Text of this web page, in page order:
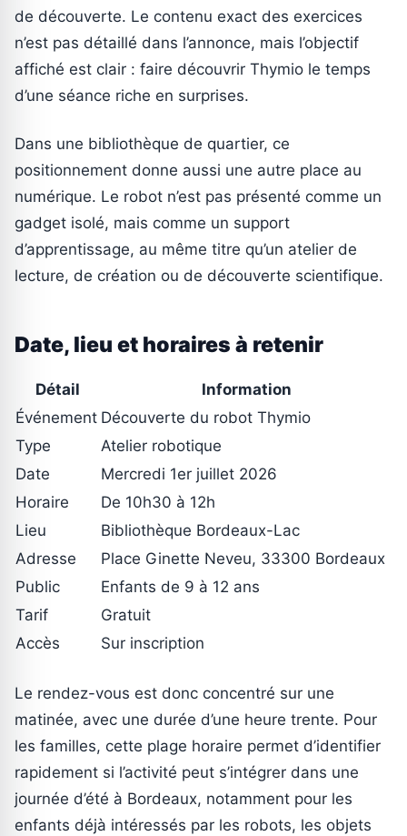
de découverte. Le contenu exact des exercices
n’est pas détaillé dans l’annonce, mais l’objectif
affiché est clair : faire découvrir Thymio le temps
d’une séance riche en surprises.
Dans une bibliothèque de quartier, ce
positionnement donne aussi une autre place au
numérique. Le robot n’est pas présenté comme un
gadget isolé, mais comme un support
d’apprentissage, au même titre qu’un atelier de
lecture, de création ou de découverte scientifique.
Date, lieu et horaires à retenir
Détail
Information
Événement Découverte du robot Thymio
Type
Atelier robotique
Date
Mercredi 1er juillet 2026
Horaire
De 10h30 à 12h
Lieu
Bibliothèque Bordeaux-Lac
Adresse
Place Ginette Neveu, 33300 Bordeaux
Public
Enfants de 9 à 12 ans
Tarif
Gratuit
Accès
Sur inscription
Le rendez-vous est donc concentré sur une
matinée, avec une durée d’une heure trente. Pour
les familles, cette plage horaire permet d’identifier
rapidement si l’activité peut s’intégrer dans une
journée d’été à Bordeaux, notamment pour les
enfants déjà intéressés par les robots, les objets